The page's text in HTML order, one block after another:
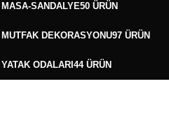
MASA-SANDALYE50 ÜRÜN
MUTFAK DEKORASYONU97 ÜRÜN
YATAK ODALARI 44 ÜRÜN